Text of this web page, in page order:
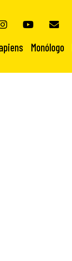
Monólogo